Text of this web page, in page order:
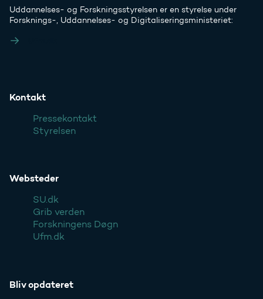
Uddannelses- og Forskningsstyrelsen er en styrelse under
Forsknings-, Uddannelses- og Digitaliseringsministeriet:
Kontakt
Pressekontakt
Styrelsen
Websteder
SU.dk
Grib verden
Forskningens Døgn
Ufm.dk
Bliv opdateret